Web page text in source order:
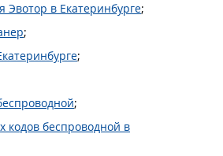
Эвотор в Екатеринбурге;
;
;
;
кодов беспроводной в